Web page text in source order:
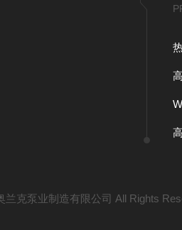
兰克泵业制造有限公司 All Rights